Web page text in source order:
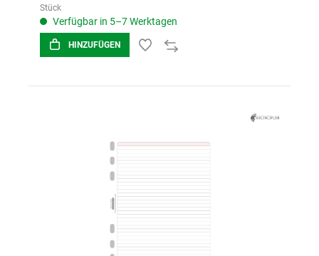
Stück
Verfügbar in 5–7 Werktagen
HINZUFÜGEN